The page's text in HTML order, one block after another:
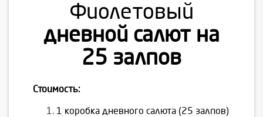
Фиолетовый
дневной салют на
25 залпов
Стоимость:
1 коробка дневного салюта (25 залпов)